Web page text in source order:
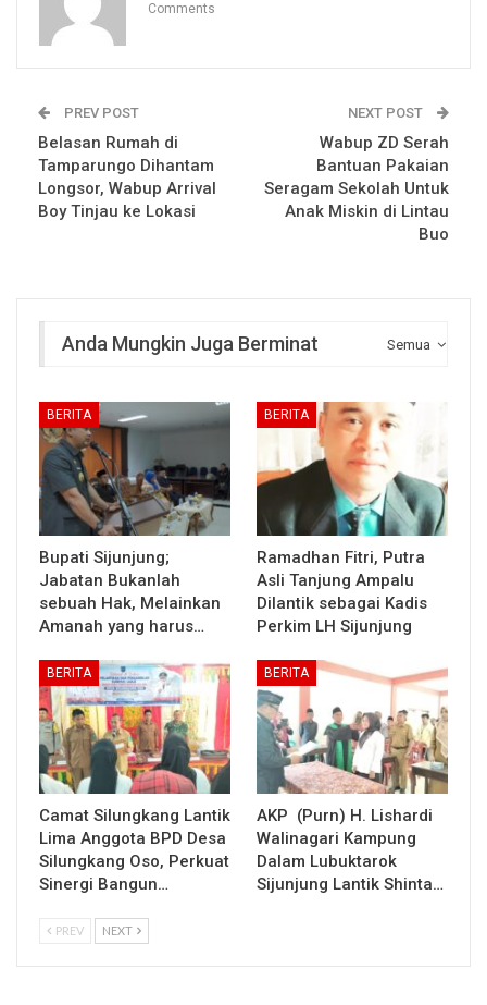
Comments
PREV POST
Belasan Rumah di
Tamparungo Dihantam
Longsor, Wabup Arrival
Boy Tinjau ke Lokasi
NEXT POST
Wabup ZD Serah
Bantuan Pakaian
Seragam Sekolah Untuk
Anak Miskin di Lintau
Buo
Semua
Anda Mungkin Juga Berminat
BERITA
Bupati Sijunjung;
Jabatan Bukanlah
sebuah Hak, Melainkan
Amanah yang harus…
BERITA
Ramadhan Fitri, Putra
Asli Tanjung Ampalu
Dilantik sebagai Kadis
Perkim LH Sijunjung
BERITA
Camat Silungkang Lantik
Lima Anggota BPD Desa
Silungkang Oso, Perkuat
Sinergi Bangun…
BERITA
AKP (Purn) H. Lishardi
Walinagari Kampung
Dalam Lubuktarok
Sijunjung Lantik Shinta…
PREV NEXT